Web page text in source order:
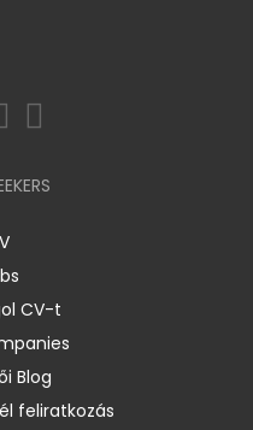
CV-t
Blog
feliratkozás